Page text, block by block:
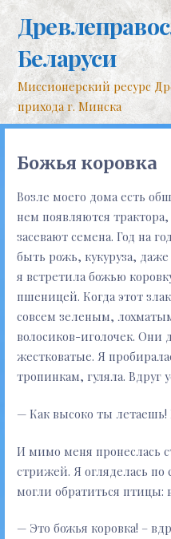
контенту
Беларуси
Миссионерский ресурс
прихода г. Минска
Божья коровка
Возле моего дома есть
нем появляются
засевают семена. Год на
быть рожь, кукуруза,
я встретила божью
пшеницей. Когда этот
совсем зеленым,
волосиков-иголочек.
жестковатые. Я
тропинкам, гуляла. Вдруг
— Как высоко ты
И мимо меня пронеслась
стрижей. Я огляделась
могли обратиться птицы:
— Это божья коровка! –